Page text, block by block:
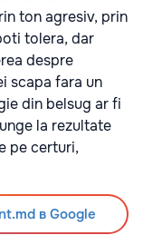
ton agresiv, prin
tolera, dar
despre
scapa fara un
din belsug ar fi
la rezultate
pe certuri,
в Google